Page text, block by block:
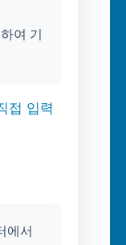
여 기
접 입력
에서